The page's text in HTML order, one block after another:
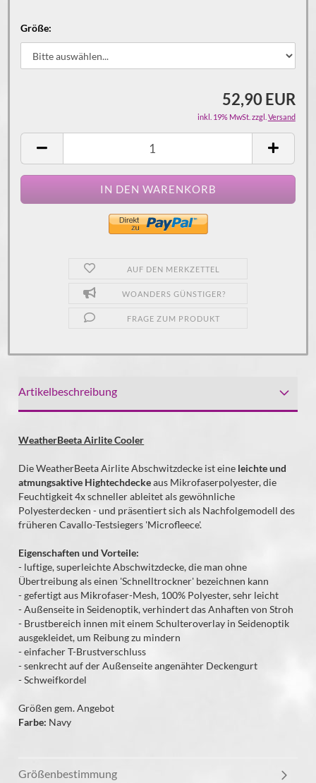
Größe:
52,90 EUR
inkl. 19% MwSt. zzgl. Versand
AUF DEN MERKZETTEL
WOANDERS GÜNSTIGER?
FRAGE ZUM PRODUKT
Artikelbeschreibung
WeatherBeeta Airlite Cooler
Die WeatherBeeta Airlite Abschwitzdecke ist eine leichte und
atmungsaktive Hightechdeckeaus Mikrofaserpolyester, die
Feuchtigkeit 4x schneller ableitet als gewöhnliche
Polyesterdecken - und präsentiert sich als Nachfolgemodell des
früheren Cavallo-Testsiegers 'Microfleece'.
Eigenschaften und Vorteile:
- luftige, superleichte Abschwitzdecke, die man ohne
Übertreibung als einen 'Schnelltrockner' bezeichnen kann
- gefertigt aus Mikrofaser-Mesh, 100% Polyester, sehr leicht
- Außenseite in Seidenoptik, verhindert das Anhaften von Stroh
- Brustbereich innen mit einem Schulteroverlay in Seidenoptik
ausgekleidet, um Reibung zu mindern
- einfacher T-Brustverschluss
- senkrecht auf der Außenseite angenähter Deckengurt
- Schweifkordel
Größen gem. Angebot
Farbe: Navy
Größenbestimmung